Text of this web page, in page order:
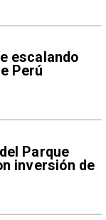
escalando
Perú
Parque
inversión de